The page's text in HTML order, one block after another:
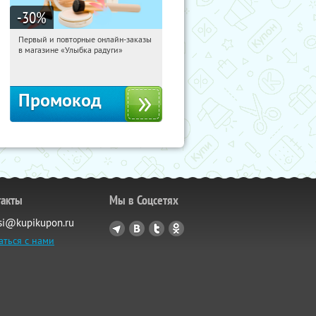
-30%
20:27:58 Получили:2
Первый и повторные онлайн-заказы
в магазине «Улыбка радуги»
Промокод
с нами
Мы в Соцсетях